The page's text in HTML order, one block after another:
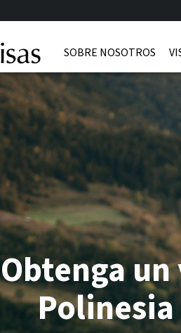
SOBRE NOSOTROS
Obtenga
Polinesia